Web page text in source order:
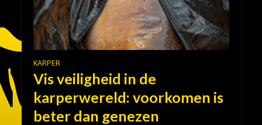
KARPER
Vis veiligheid in de
karperwereld: voorkomen is
beter dan genezen